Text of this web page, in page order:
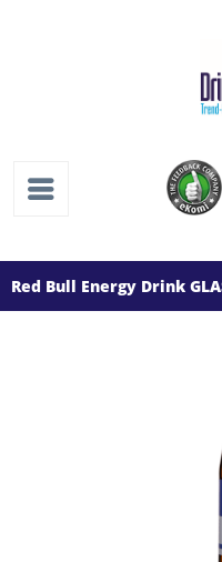
Red Bull Energy Drink